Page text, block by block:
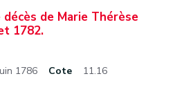
de Marie Thérèse
1782.
1786 Cote 11.16